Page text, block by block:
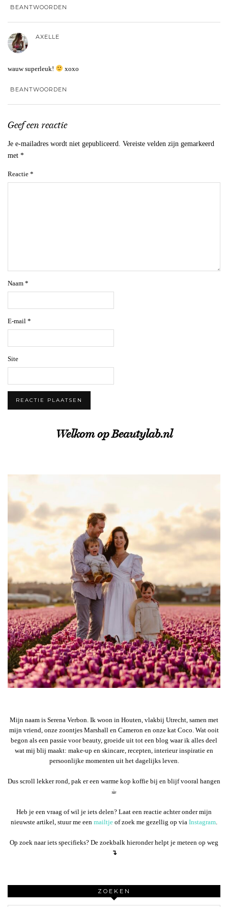
BEANTWOORDEN
AXELLE
wauw superleuk! xoxo
BEANTWOORDEN
Geef een reactie
Je e-mailadres wordt niet gepubliceerd. Vereiste velden zijn gemarkeerd
met *
Reactie *
Naam *
E-mail *
Site
Welkom op Beautylab.nl
Mijn naam is Serena Verbon. Ik woon in Houten, vlakbij Utrecht, samen met
mijn vriend, onze zoontjes Marshall en Cameron en onze kat Coco. Wat ooit
begon als een passie voor beauty, groeide uit tot een blog waar ik alles deel
wat mij blij maakt: make-up en skincare, recepten, interieur inspiratie en
persoonlijke momenten uit het dagelijks leven.
Dus scroll lekker rond, pak er een warme kop koffie bij en blijf vooral hangen
☕︎
Heb je een vraag of wil je iets delen? Laat een reactie achter onder mijn
nieuwste artikel, stuur me een mailtje of zoek me gezellig op via Instagram
Op zoek naar iets specifieks? De zoekbalk hieronder helpt je meteen op weg
↴
ZOEKEN